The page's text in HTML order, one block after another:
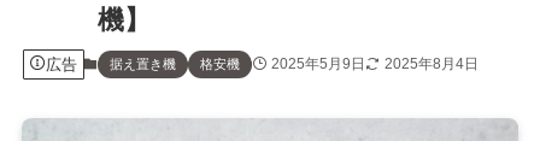
機】
広告 据え置き機 格安機 2025年5月9日 2025年8月4日